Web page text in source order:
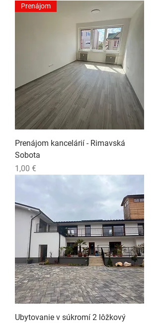
Prenájom
Prenájom kancelárií - Rimavská
Sobota
Cena
1,00 €
Ubytovanie v súkromí 2 lôžkový